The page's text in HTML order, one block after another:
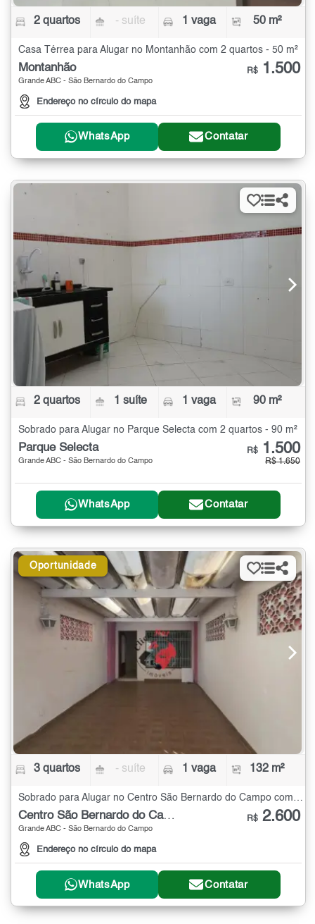
2 quartos - suíte 1 vaga 50 m²
Casa Térrea para Alugar no Montanhão com 2 quartos - 50 m²
Montanhão
Grande ABC - São Bernardo do Campo
Endereço no círculo do mapa
R$ 1.500
WhatsApp Contatar
2 quartos 1 suíte 1 vaga 90 m²
Sobrado para Alugar no Parque Selecta com 2 quartos - 90 m²
Parque Selecta
Grande ABC - São Bernardo do Campo
R$ 1.500
R$ 1.650
WhatsApp Contatar
Oportunidade
3 quartos - suíte 1 vaga 132 m²
Sobrado para Alugar no Centro São Bernardo do Campo com 3 quartos - 132 m²
Centro São Bernardo do Campo
Grande ABC - São Bernardo do Campo
Endereço no círculo do mapa
R$ 2.600
WhatsApp Contatar